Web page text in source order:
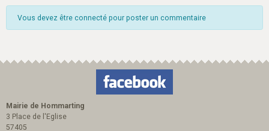
Vous devez être connecté pour poster un commentaire
Mairie de Hommarting
3 Place de l'Eglise
57405